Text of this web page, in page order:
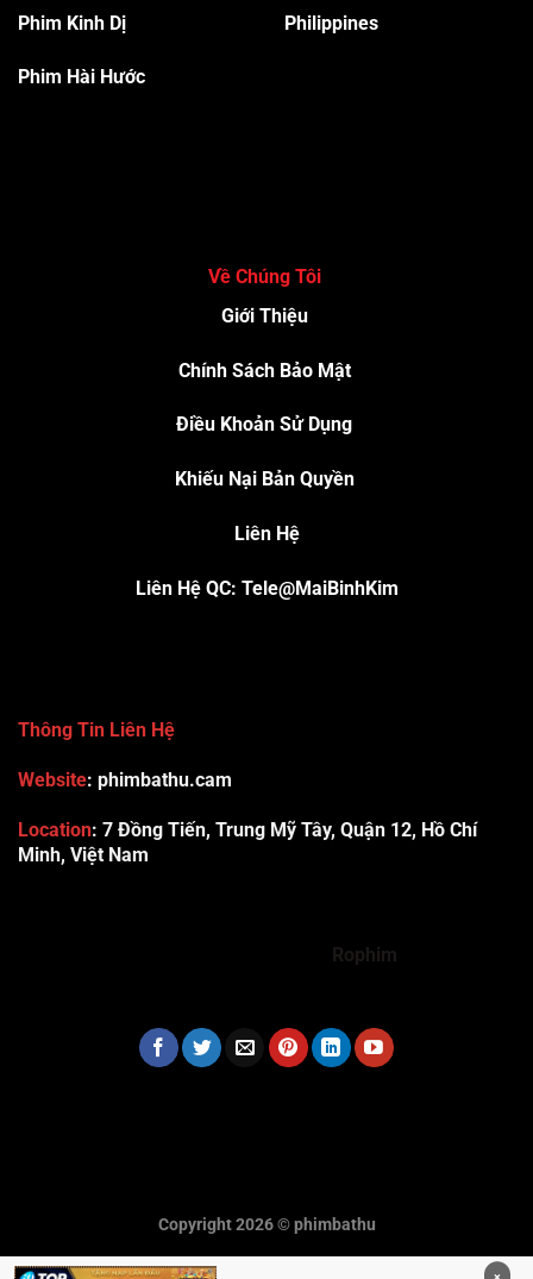
Phim Kinh Dị
Phim Hài Hước
Philippines
Về Chúng Tôi
Giới Thiệu
Chính Sách Bảo Mật
Điều Khoản Sử Dụng
Khiếu Nại Bản Quyền
Liên Hệ
Liên Hệ QC: Tele@MaiBinhKim
Thông Tin Liên Hệ
Website: phimbathu.cam
Location: 7 Đồng Tiến, Trung Mỹ Tây, Quận 12, Hồ Chí
Minh, Việt Nam
Rophim
Copyright 2026 ©phimbathu